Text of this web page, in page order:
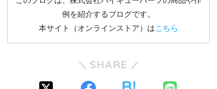
例を紹介するブログです。
本サイト（オンラインストア）はこちら
SHARE